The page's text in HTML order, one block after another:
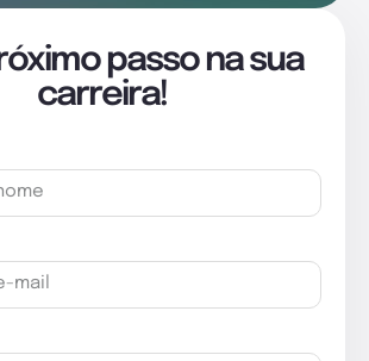
passo na sua
carreira!